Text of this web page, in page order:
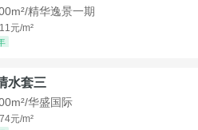
精华逸景一期
元/m²
水套三
华盛国际
元/m²